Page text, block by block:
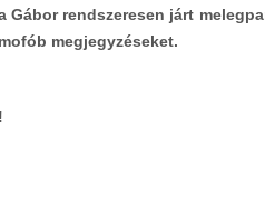
Gábor rendszeresen járt
megjegyzéseket.